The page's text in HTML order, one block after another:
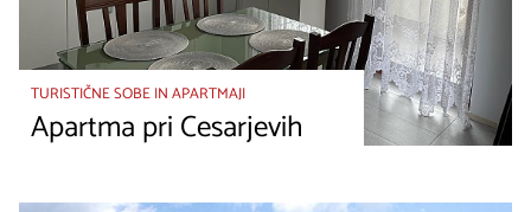
TURISTIČNE SOBE IN APARTMAJI
Apartma pri Cesarjevih